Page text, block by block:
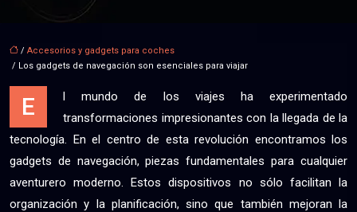
/ Accesorios y gadgets para coches
/ Los gadgets de navegación son esenciales para viajar
E
l mundo de los viajes ha experimentado
transformaciones impresionantes con la llegada de la
tecnología. En el centro de esta revolución encontramos los
gadgets de navegación, piezas fundamentales para cualquier
aventurero moderno. Estos dispositivos no sólo facilitan la
organización y la planificación, sino que también mejoran la